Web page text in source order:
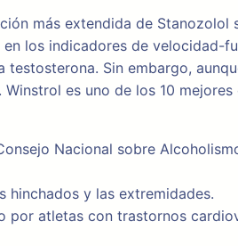
más extendida de Stanozolol
los indicadores de velocidad-
Sin embargo,
es uno de los 10
Nacional sobre
y las extremidades.
atletas con trastornos